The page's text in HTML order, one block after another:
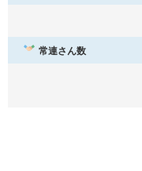
常連さん数